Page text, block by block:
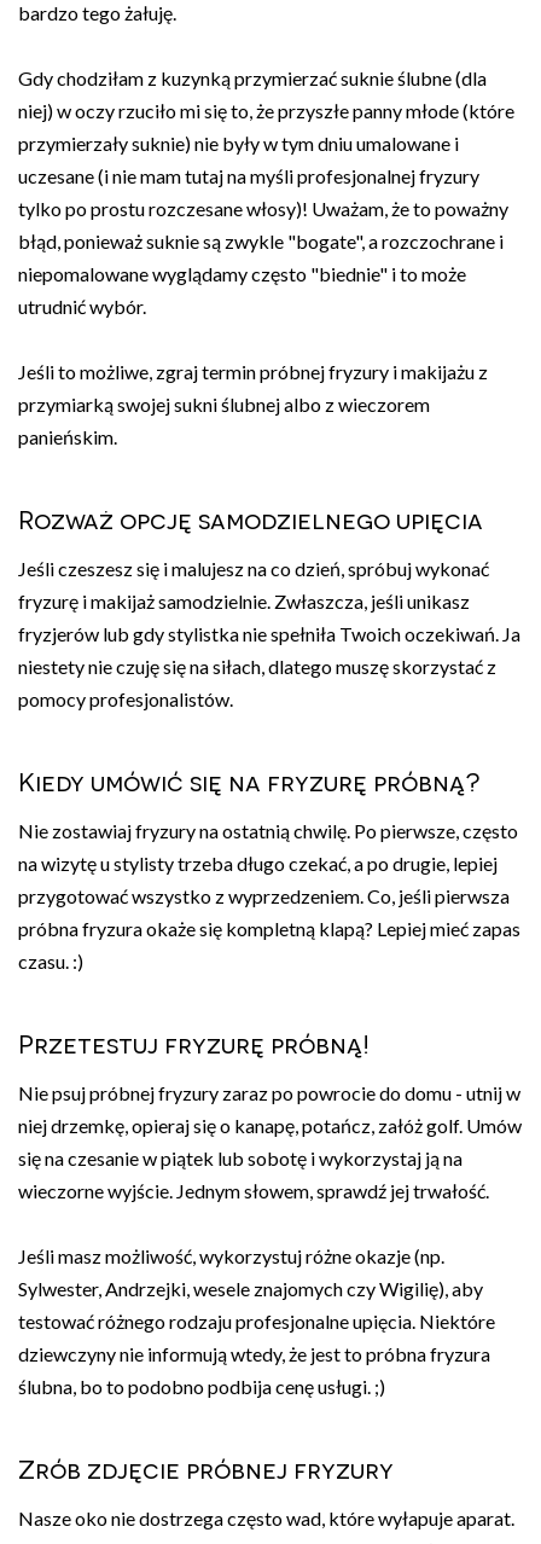
bardzo tego żałuję.
Gdy chodziłam z kuzynką przymierzać suknie ślubne (dla
niej) w oczy rzuciło mi się to, że przyszłe panny młode (które
przymierzały suknie) nie były w tym dniu umalowane i
uczesane (i nie mam tutaj na myśli profesjonalnej fryzury
tylko po prostu rozczesane włosy)! Uważam, że to poważny
błąd, ponieważ suknie są zwykle "bogate", a rozczochrane i
niepomalowane wyglądamy często "biednie" i to może
utrudnić wybór.
Jeśli to możliwe, zgraj termin próbnej fryzury i makijażu z
przymiarką swojej sukni ślubnej albo z wieczorem
panieńskim.
Rozważ opcję samodzielnego upięcia
Jeśli czeszesz się i malujesz na co dzień, spróbuj wykonać
fryzurę i makijaż samodzielnie. Zwłaszcza, jeśli unikasz
fryzjerów lub gdy stylistka nie spełniła Twoich oczekiwań. Ja
niestety nie czuję się na siłach, dlatego muszę skorzystać z
pomocy profesjonalistów.
Kiedy umówić się na fryzurę próbną?
Nie zostawiaj fryzury na ostatnią chwilę. Po pierwsze, często
na wizytę u stylisty trzeba długo czekać, a po drugie, lepiej
przygotować wszystko z wyprzedzeniem. Co, jeśli pierwsza
próbna fryzura okaże się kompletną klapą? Lepiej mieć zapas
czasu. :)
Przetestuj fryzurę próbną!
Nie psuj próbnej fryzury zaraz po powrocie do domu - utnij w
niej drzemkę, opieraj się o kanapę, potańcz, załóż golf. Umów
się na czesanie w piątek lub sobotę i wykorzystaj ją na
wieczorne wyjście. Jednym słowem, sprawdź jej trwałość.
Jeśli masz możliwość, wykorzystuj różne okazje (np.
Sylwester, Andrzejki, wesele znajomych czy Wigilię), aby
testować różnego rodzaju profesjonalne upięcia. Niektóre
dziewczyny nie informują wtedy, że jest to próbna fryzura
ślubna, bo to podobno podbija cenę usługi. ;)
Zrób zdjęcie próbnej fryzury
Nasze oko nie dostrzega często wad, które wyłapuje aparat.